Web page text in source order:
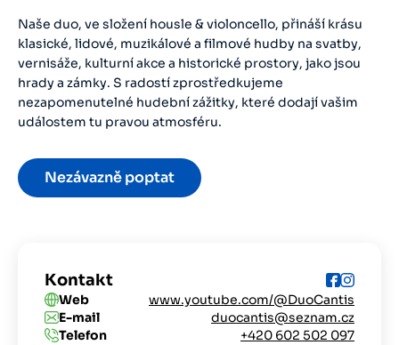
Naše duo, ve složení housle & violoncello, přináší krásu
klasické, lidové, muzikálové a filmové hudby na svatby,
vernisáže, kulturní akce a historické prostory, jako jsou
hrady a zámky. S radostí zprostředkujeme
nezapomenutelné hudební zážitky, které dodají vašim
událostem tu pravou atmosféru.
Nezávazně poptat
Kontakt
Web
www.youtube.com/@DuoCantis
E-mail
duocantis@seznam.cz
Telefon
+420 602 502 097